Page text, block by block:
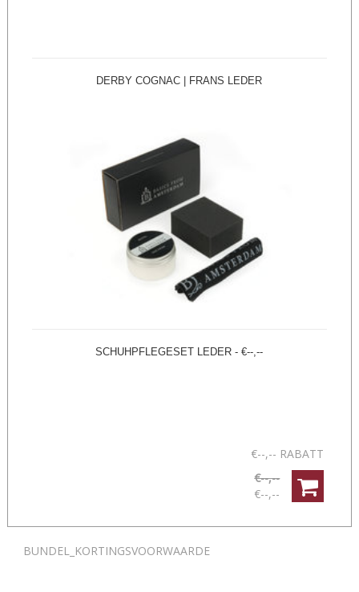
DERBY COGNAC | FRANS LEDER
SCHUHPFLEGESET LEDER - €--,--
€--,-- RABATT
€--,--
€--,--
BUNDEL_KORTINGSVOORWAARDE